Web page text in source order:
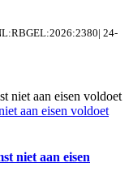
24-
aan eisen voldoet
niet aan eisen